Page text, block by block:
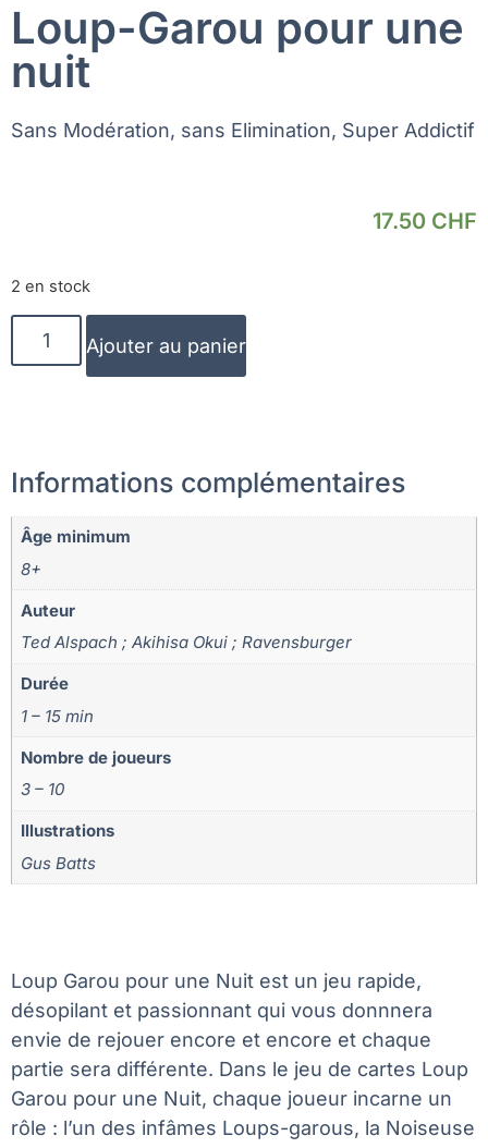
Loup-Garou pour une
nuit
Sans Modération, sans Elimination, Super Addictif
17.50 CHF
2 en stock
Ajouter au panier
Informations complémentaires
Âge minimum
8+
Auteur
Ted Alspach ; Akihisa Okui ; Ravensburger
Durée
1 – 15 min
Nombre de joueurs
3 – 10
Illustrations
Gus Batts
Loup Garou pour une Nuit est un jeu rapide,
désopilant et passionnant qui vous donnnera
envie de rejouer encore et encore et chaque
partie sera différente. Dans le jeu de cartes Loup
Garou pour une Nuit, chaque joueur incarne un
rôle : l’un des infâmes Loups-garous, la Noiseuse